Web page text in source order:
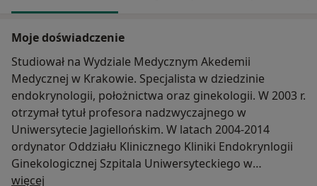
Moje doświadczenie
Studiował na Wydziale Medycznym Akedemii
Medycznej w Krakowie. Specjalista w dziedzinie
endokrynologii, położnictwa oraz ginekologii. W 2003 r.
otrzymał tytuł profesora nadzwyczajnego w
Uniwersytecie Jagiellońskim. W latach 2004-2014
ordynator Oddziału Klinicznego Kliniki Endokrynlogii
Ginekologicznej Szpitala Uniwersyteckiego w
Krakowie. Ponadto prof. Krzysiek jest członkiem wielu
więcej